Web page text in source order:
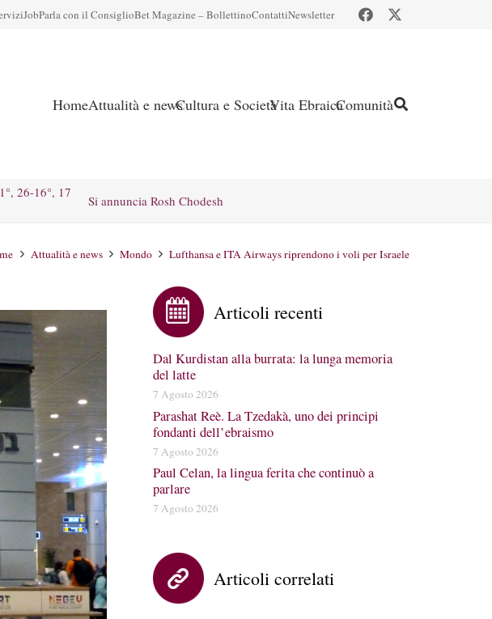
JobParla con il ConsiglioBet Magazine – BollettinoContattiNewsletter
HomeAttualità e newsCultura e SocietàVita EbraicaComunità
26-16°, 17
Si annuncia Rosh Chodesh
Attualità e news Mondo Lufthansa e ITA Airways riprendono i voli per Israele
Articoli recenti
Dal Kurdistan alla burrata: la lunga memoria
del latte
7 Agosto 2026
Parashat Reè. La Tzedakà, uno dei principi
fondanti dell’ebraismo
7 Agosto 2026
Paul Celan, la lingua ferita che continuò a
parlare
7 Agosto 2026
Articoli correlati